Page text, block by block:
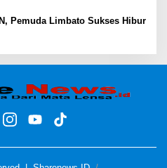
Pemuda Limbato Sukses Hibur